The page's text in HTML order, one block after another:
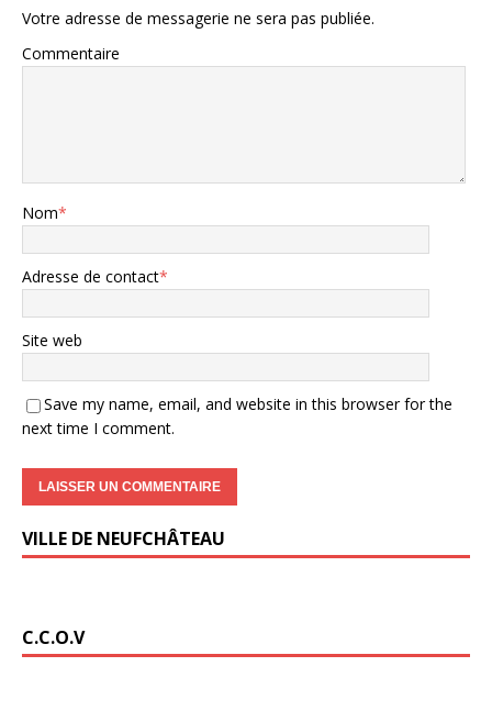
Votre adresse de messagerie ne sera pas publiée.
Commentaire
Nom*
Adresse de contact*
Site web
Save my name, email, and website in this browser for the
next time I comment.
VILLE DE NEUFCHÂTEAU
C.C.O.V